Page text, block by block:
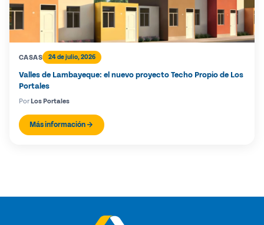
CASAS 24 de julio, 2026
Valles de Lambayeque: el nuevo proyecto Techo Propio de Los
Portales
PorLos Portales
Más información